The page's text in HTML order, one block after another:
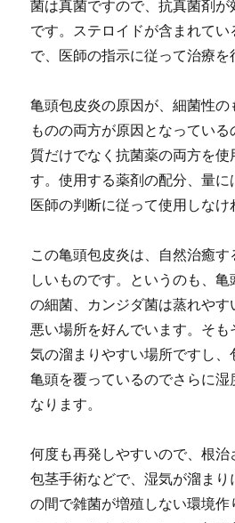
菌は真菌ですので、抗真菌剤
です。ステロイドが含まれて
で、医師の指示に従って治療を
亀頭包皮炎の原因が、細菌性
ものの両方が原因となってい
質だけでなく抗菌薬の両方を使
す。使用する薬剤の配分、量
医師の判断に従って使用しなけ
この亀頭包皮炎は、自然治癒
しいものです。というのも、
の細菌、カンジダ菌は蒸れや
悪い場所を好んでいます。そ
気の溜まりやすい場所ですし
亀頭を覆っているのでさらに湿
なります。
何度も再発しやすいので、根
包茎手術などで、湿気が溜ま
の間で雑菌が増殖しない環境作